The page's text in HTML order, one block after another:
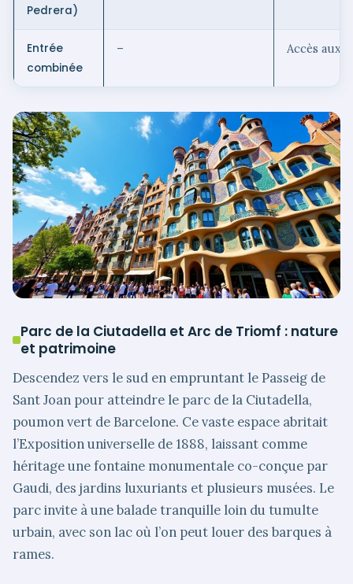
Pedrera)
Entrée
combinée
– Accès aux
Parc de la Ciutadella et Arc de Triomf : nature
et patrimoine
Descendez vers le sud en empruntant le Passeig de
Sant Joan pour atteindre le parc de la Ciutadella,
poumon vert de Barcelone. Ce vaste espace abritait
l’Exposition universelle de 1888, laissant comme
héritage une fontaine monumentale co-conçue par
Gaudi, des jardins luxuriants et plusieurs musées. Le
parc invite à une balade tranquille loin du tumulte
urbain, avec son lac où l’on peut louer des barques à
rames.